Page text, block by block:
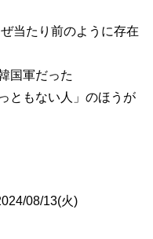
当たり前のように存在
国軍だった
ともない人」のほうが
08/13(火)